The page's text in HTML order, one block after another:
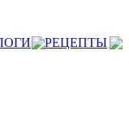
РЕЦЕПТЫ